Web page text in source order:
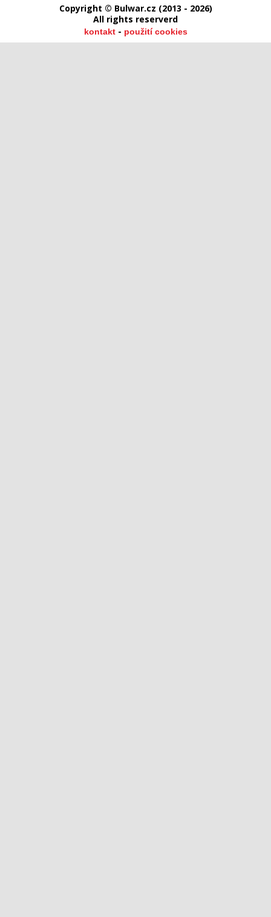
Copyright © Bulwar.cz (2013 - 2026)
All rights reserverd
kontakt- použití cookies